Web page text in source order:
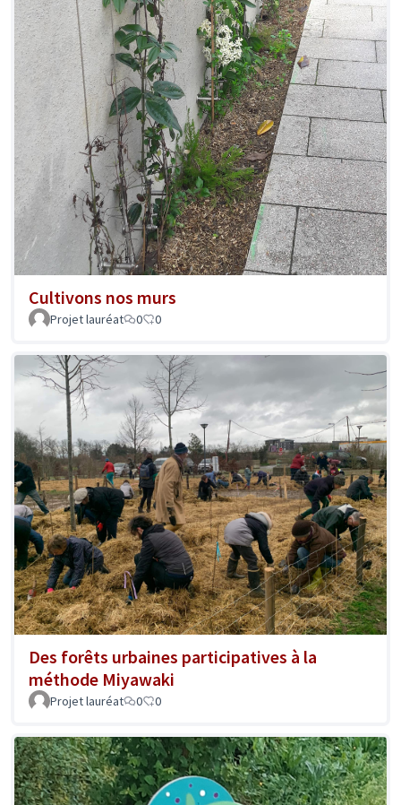
Cultivons nos murs
Projet lauréat 0 0
Des forêts urbaines participatives à la
méthode Miyawaki
Projet lauréat 0 0